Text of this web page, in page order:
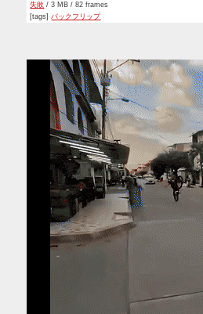
失敗 / 3 MB / 82 frames
[tags] バックフリップ